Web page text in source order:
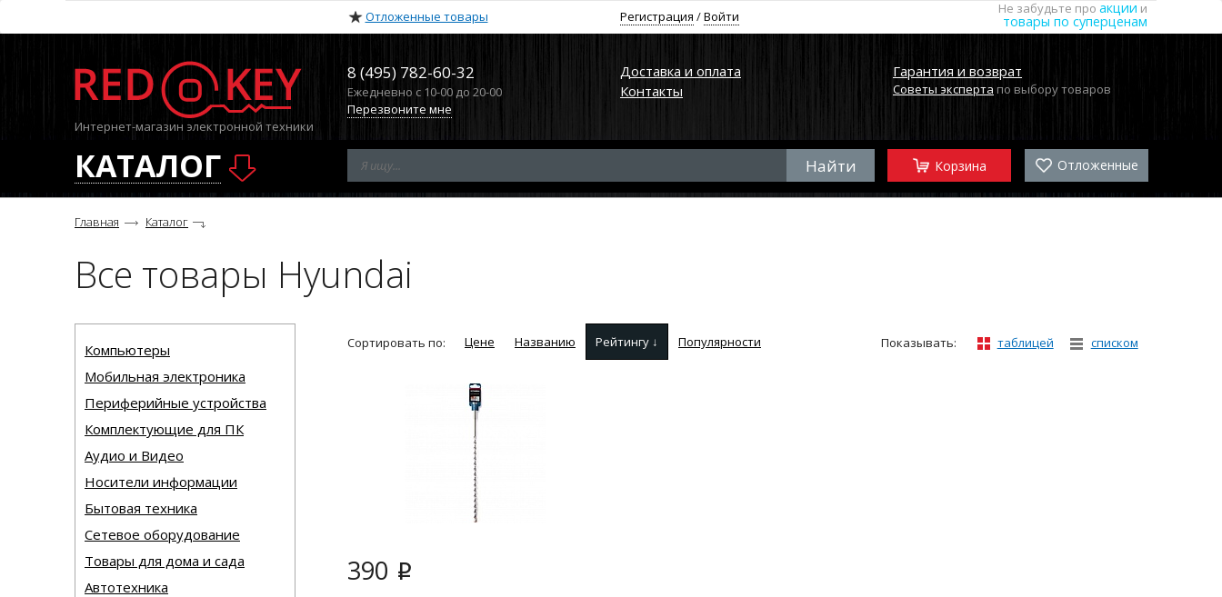
Отложенные товары Регистрация /Войти Не забудьте про акции и
товары по суперценам
Интернет-магазин электронной техники
8 (495) 782-60-32
Ежедневно с 10-00 до 20-00
Перезвоните мне
Доставка и оплата
Контакты
Гарантия и возврат
Советы эксперта по выбору товаров
КАТАЛОГ Корзина Отложенные
Главная Каталог
Все товары Hyundai
Компьютеры
Мобильная электроника
Периферийные устройства
Комплектующие для ПК
Аудио и Видео
Носители информации
Бытовая техника
Сетевое оборудование
Товары для дома и сада
Автотехника
Сортировать по: Цене Названию Рейтингу ↓ Популярности Показывать: таблицей списком
390 i